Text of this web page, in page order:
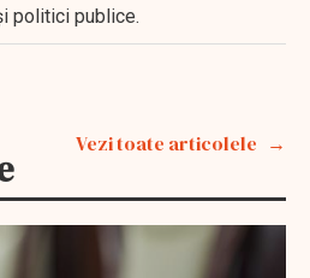
politici publice.
Vezi toate articolele